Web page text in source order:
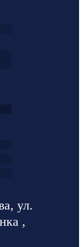
ул.
,